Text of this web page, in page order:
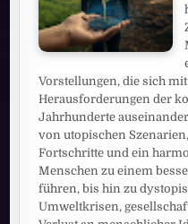
Vorstellungen, die sich
Herausforderungen der
Jahrhunderte
von utopischen
Fortschritte und ein
Menschen zu einem
führen, bis hin zu
Umweltkrisen,